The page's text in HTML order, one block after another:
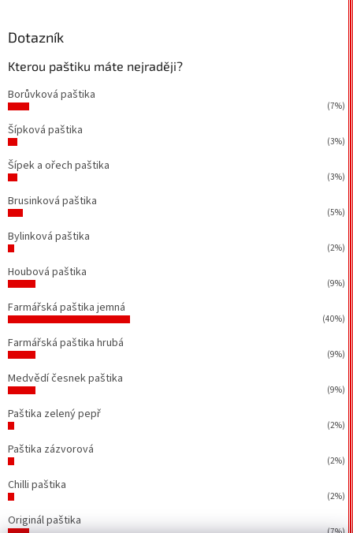
Dotazník
Kterou paštiku máte nejraději?
Borůvková paštika
(7%)
Šípková paštika
(3%)
Šípek a ořech paštika
(3%)
Brusinková paštika
(5%)
Bylinková paštika
(2%)
Houbová paštika
(9%)
Farmářská paštika jemná
(40%)
Farmářská paštika hrubá
(9%)
Medvědí česnek paštika
(9%)
Paštika zelený pepř
(2%)
Paštika zázvorová
(2%)
Chilli paštika
(2%)
Originál paštika